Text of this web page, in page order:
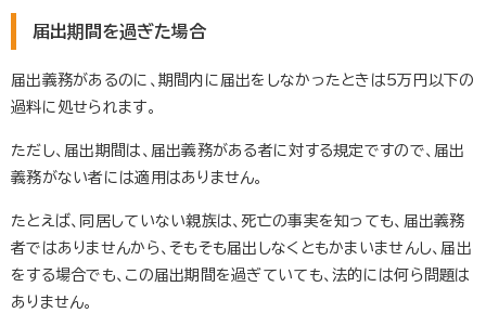
届出期間を過ぎた場合
届出義務があるのに、期間内に届出をしなかったときは5万円以下の
過料に処せられます。
ただし、届出期間は、届出義務がある者に対する規定ですので、届出
義務がない者には適用はありません。
たとえば、同居していない親族は、死亡の事実を知っても、届出義務
者ではありませんから、そもそも届出しなくともかまいませんし、届出
をする場合でも、この届出期間を過ぎていても、法的には何ら問題は
ありません。